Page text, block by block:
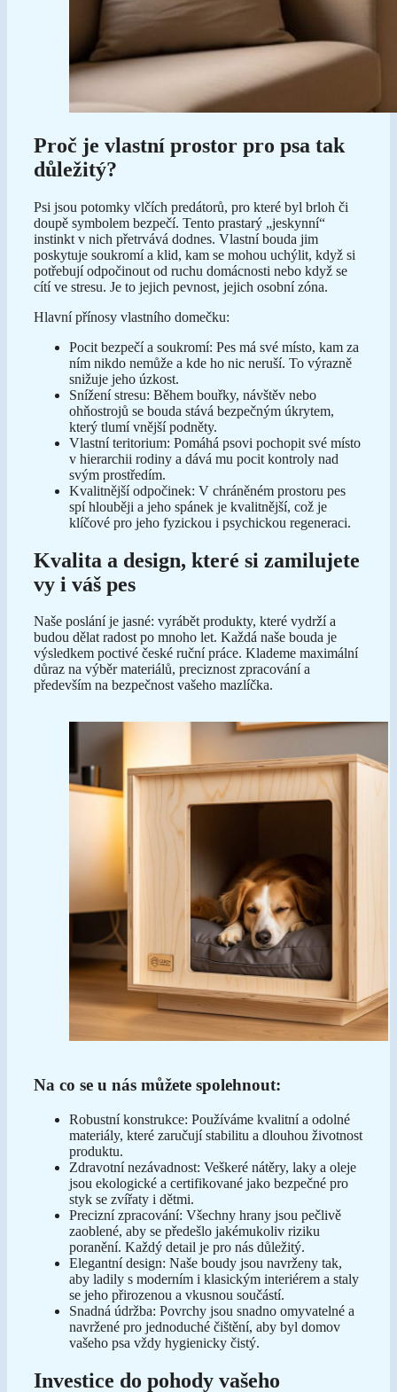
Proč je vlastní prostor pro psa tak
důležitý?
Psi jsou potomky vlčích predátorů, pro které byl brloh či
doupě symbolem bezpečí. Tento prastarý „jeskynní“
instinkt v nich přetrvává dodnes. Vlastní bouda jim
poskytuje soukromí a klid, kam se mohou uchýlit, když si
potřebují odpočinout od ruchu domácnosti nebo když se
cítí ve stresu. Je to jejich pevnost, jejich osobní zóna.
Hlavní přínosy vlastního domečku:
Pocit bezpečí a soukromí: Pes má své místo, kam za
ním nikdo nemůže a kde ho nic neruší. To výrazně
snižuje jeho úzkost.
Snížení stresu: Během bouřky, návštěv nebo
ohňostrojů se bouda stává bezpečným úkrytem,
který tlumí vnější podněty.
Vlastní teritorium: Pomáhá psovi pochopit své místo
v hierarchii rodiny a dává mu pocit kontroly nad
svým prostředím.
Kvalitnější odpočinek: V chráněném prostoru pes
spí hlouběji a jeho spánek je kvalitnější, což je
klíčové pro jeho fyzickou i psychickou regeneraci.
Kvalita a design, které si zamilujete
vy i váš pes
Naše poslání je jasné: vyrábět produkty, které vydrží a
budou dělat radost po mnoho let. Každá naše bouda je
výsledkem poctivé české ruční práce. Klademe maximální
důraz na výběr materiálů, preciznost zpracování a
především na bezpečnost vašeho mazlíčka.
Na co se u nás můžete spolehnout:
Robustní konstrukce: Používáme kvalitní a odolné
materiály, které zaručují stabilitu a dlouhou životnost
produktu.
Zdravotní nezávadnost: Veškeré nátěry, laky a oleje
jsou ekologické a certifikované jako bezpečné pro
styk se zvířaty i dětmi.
Precizní zpracování: Všechny hrany jsou pečlivě
zaoblené, aby se předešlo jakémukoliv riziku
poranění. Každý detail je pro nás důležitý.
Elegantní design: Naše boudy jsou navrženy tak,
aby ladily s moderním i klasickým interiérem a staly
se jeho přirozenou a vkusnou součástí.
Snadná údržba: Povrchy jsou snadno omyvatelné a
navržené pro jednoduché čištění, aby byl domov
vašeho psa vždy hygienicky čistý.
Investice do pohody vašeho